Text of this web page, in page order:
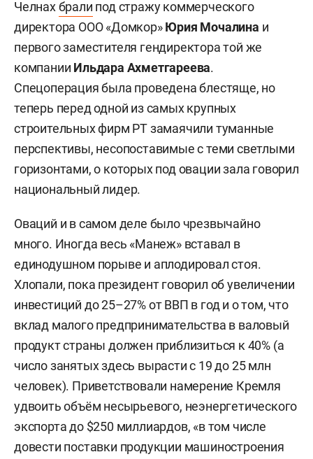
Челнахбрали под стражу коммерческого
директора ООО «Домкор»Юрия Мочалина и
первого заместителя гендиректора той же
компании Ильдара Ахметгареева.
Спецоперация была проведена блестяще, но
теперь перед одной из самых крупных
строительных фирм РТ замаячили туманные
перспективы, несопоставимые с теми светлыми
горизонтами, о которых под овации зала говорил
национальный лидер.
Оваций и в самом деле было чрезвычайно
много. Иногда весь «Манеж» вставал в
единодушном порыве и аплодировал стоя.
Хлопали, пока президент говорил об увеличении
инвестиций до 25–27% от ВВП в год и о том, что
вклад малого предпринимательства в валовый
продукт страны должен приблизиться к 40% (а
число занятых здесь вырасти с 19 до 25 млн
человек). Приветствовали намерение Кремля
удвоить объём несырьевого, неэнергетического
экспорта до $250 миллиардов, «в том числе
довести поставки продукции машиностроения